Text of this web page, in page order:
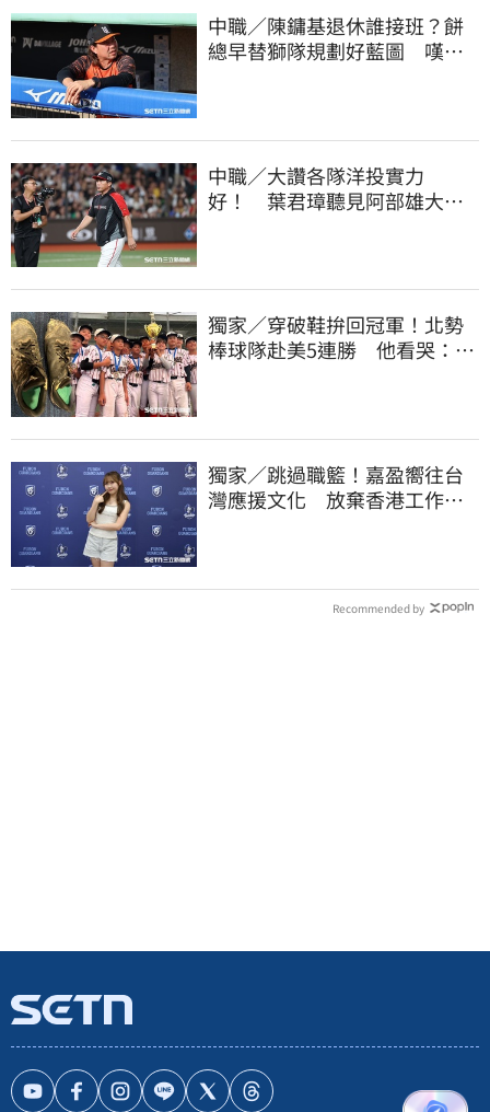
中職／陳鏞基退休誰接班？餅
總早替獅隊規劃好藍圖 嘆新
中職／大讚各隊洋投實力
好！ 葉君璋聽見阿部雄大被
獨家／穿破鞋拚回冠軍！北勢
棒球隊赴美5連勝 他看哭：台
獨家／跳過職籃！嘉盈嚮往台
灣應援文化 放棄香港工作跨
Recommended by